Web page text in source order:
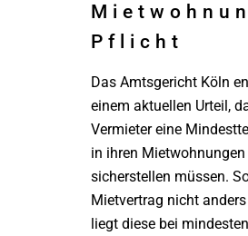
Pflicht
Das Amtsgericht Köln
einem aktuellen Urteil,
Vermieter eine
in ihren
sicherstellen müssen.
Mietvertrag nicht
liegt diese bei